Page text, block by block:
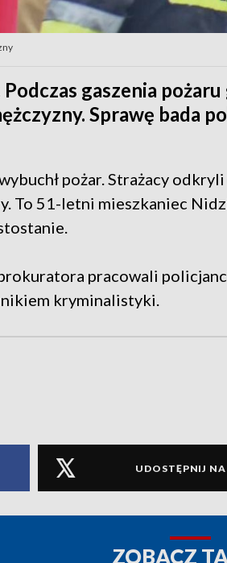
gaszenia pożaru
Sprawę bada
pożar. Strażacy
To 51-letni mieszkaniec
pracowali
kryminalistyki.
UDOSTĘPNIJ
ZOBACZ